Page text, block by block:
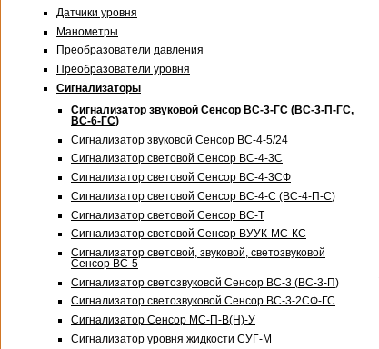
Датчики уровня
Манометры
Преобразователи давления
Преобразователи уровня
Сигнализаторы
Сигнализатор звуковой Сенсор ВС-3-ГС (ВС-3-П-ГС,
ВС-6-ГС)
Сигнализатор звуковой Сенсор ВС-4-5/24
Сигнализатор световой Сенсор ВС-4-3С
Сигнализатор световой Сенсор ВС-4-3СФ
Сигнализатор световой Сенсор ВС-4-С (ВС-4-П-С)
Сигнализатор световой Сенсор ВС-Т
Сигнализатор световой Сенсор ВУУК-МС-КС
Сигнализатор световой, звуковой, светозвуковой
Сенсор ВС-5
Сигнализатор светозвуковой Сенсор ВС-3 (ВС-3-П)
Сигнализатор светозвуковой Сенсор ВС-3-2СФ-ГС
Сигнализатор Сенсор МС-П-В(Н)-У
Сигнализатор уровня жидкости СУГ-М